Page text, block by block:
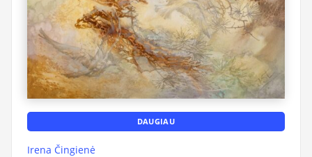
DAUGIAU
Irena Čingienė